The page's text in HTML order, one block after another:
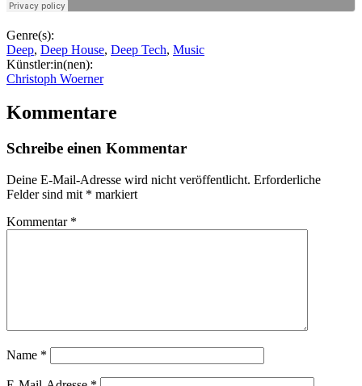
Genre(s):
Deep, Deep House, Deep Tech, Music
Künstler:in(nen):
Christoph Woerner
Kommentare
Schreibe einen Kommentar
Deine E-Mail-Adresse wird nicht veröffentlicht. Erforderliche
Felder sind mit * markiert
Kommentar *
Name *